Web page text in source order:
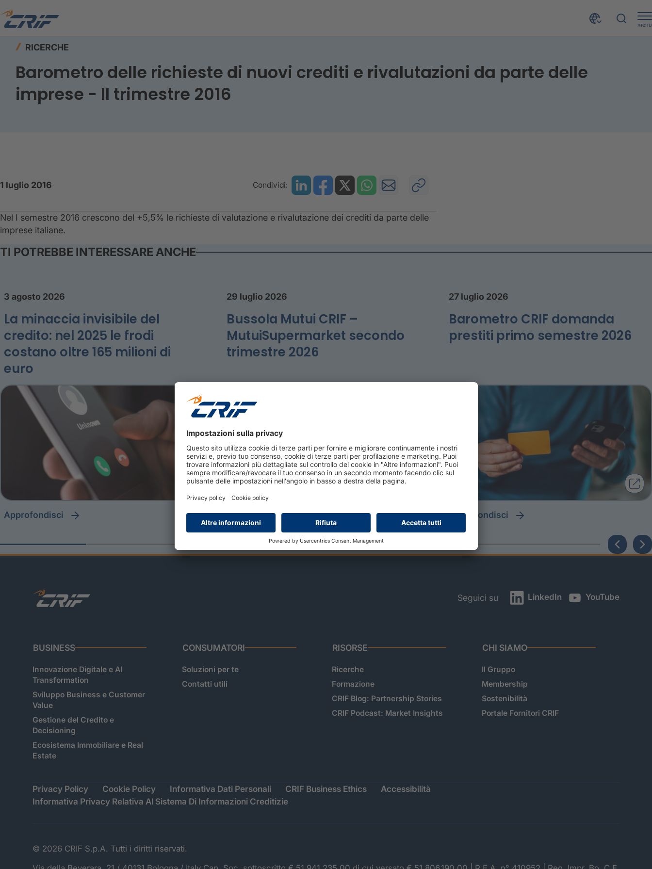
menu
Home
RICERCHE
Barometro delle richieste di nuovi crediti e rivalutazioni da parte delle
imprese - II trimestre 2016
1 luglio 2016 Condividi:
Nel I semestre 2016 crescono del +5,5% le richieste di valutazione e rivalutazione dei crediti da parte delle
imprese italiane.
TI POTREBBE INTERESSARE ANCHE
3 agosto 2026
La minaccia invisibile del
credito: nel 2025 le frodi
costano oltre 165 milioni di
euro
approfondisci
29 luglio 2026
Bussola Mutui CRIF –
MutuiSupermarket secondo
trimestre 2026
approfondisci
27 luglio 2026
Barometro CRIF domanda
prestiti primo semestre 2026
approfondisci
Seguici su LinkedIn YouTube
BUSINESS
Innovazione Digitale e AI
Transformation
Sviluppo Business e Customer
Value
Gestione del Credito e
Decisioning
Ecosistema Immobiliare e Real
Estate
CONSUMATORI
Soluzioni per te
Contatti utili
RISORSE
Ricerche
Formazione
CRIF Blog: Partnership Stories
CRIF Podcast: Market Insights
CHI SIAMO
Il Gruppo
Membership
Sostenibilità
Portale Fornitori CRIF
Privacy Policy Cookie Policy Informativa Dati Personali CRIF Business Ethics
Accessibilità
Informativa Privacy Relativa Al Sistema Di Informazioni Creditizie
© 2026 CRIF S.p.A. Tutti i diritti riservati.